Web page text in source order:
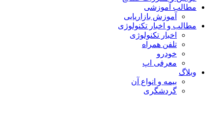
مطالب آموزشی
آموزش بازاریابی
مطالب و اخبار تکنولوژی
اخبار تکنولوژی
تلفن همراه
خودرو
معرفی اپ
وبلاگ
بیمه و انواع آن
گردشگری